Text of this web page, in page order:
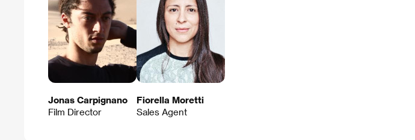
Jonas Carpignano
Film Director
Fiorella Moretti
Sales Agent